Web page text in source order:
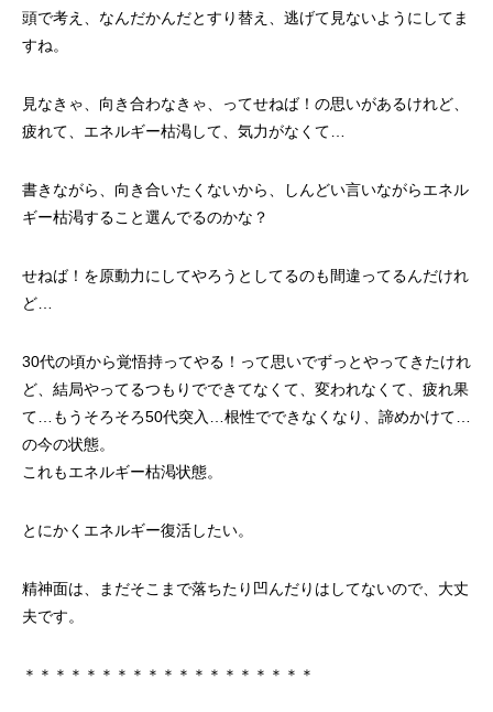
頭で考え、なんだかんだとすり替え、逃げて見ないようにしてま
すね。
見なきゃ、向き合わなきゃ、ってせねば！の思いがあるけれど、
疲れて、エネルギー枯渇して、気力がなくて…
書きながら、向き合いたくないから、しんどい言いながらエネル
ギー枯渇すること選んでるのかな？
せねば！を原動力にしてやろうとしてるのも間違ってるんだけれ
ど…
30代の頃から覚悟持ってやる！って思いでずっとやってきたけれ
ど、結局やってるつもりでできてなくて、変われなくて、疲れ果
て…もうそろそろ50代突入…根性でできなくなり、諦めかけて…
の今の状態。
これもエネルギー枯渇状態。
とにかくエネルギー復活したい。
精神面は、まだそこまで落ちたり凹んだりはしてないので、大丈
夫です。
＊＊＊＊＊＊＊＊＊＊＊＊＊＊＊＊＊＊＊